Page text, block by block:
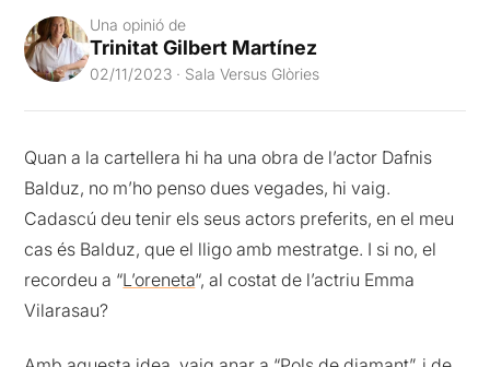
Una opinió de
Trinitat Gilbert Martínez
02/11/2023 · Sala Versus Glòries
Quan a la cartellera hi ha una obra de l’actor Dafnis
Balduz, no m’ho penso dues vegades, hi vaig.
Cadascú deu tenir els seus actors preferits, en el meu
cas és Balduz, que el lligo amb mestratge. I si no, el
recordeu a “L’oreneta“, al costat de l’actriu Emma
Vilarasau?